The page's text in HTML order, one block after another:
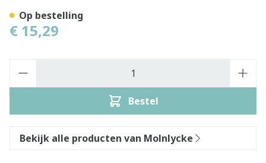
€ 15,29
Bestel
Op bestelling
Bekijk alle producten van Molnlycke